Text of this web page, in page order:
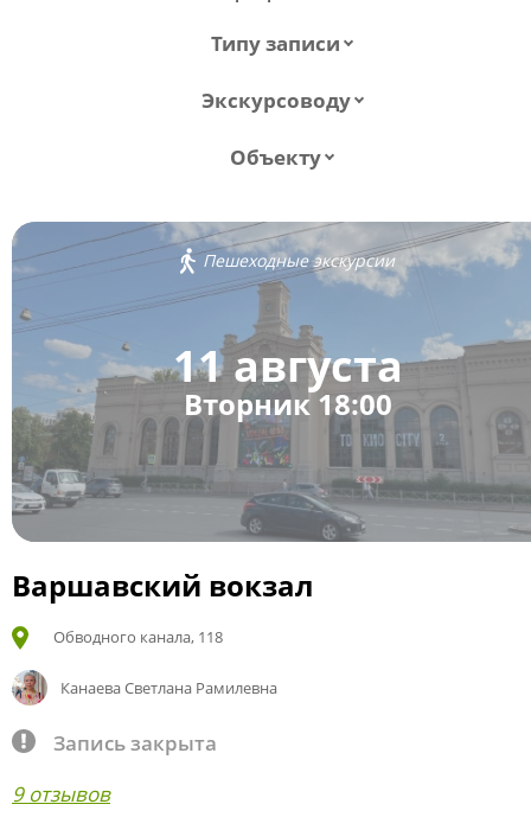
Типу записи
Экскурсоводу
Объекту
Пешеходные экскурсии
11 августа
Вторник 18:00
Варшавский вокзал
Обводного канала, 118
Канаева Светлана Рамилевна
Запись закрыта
9 отзывов